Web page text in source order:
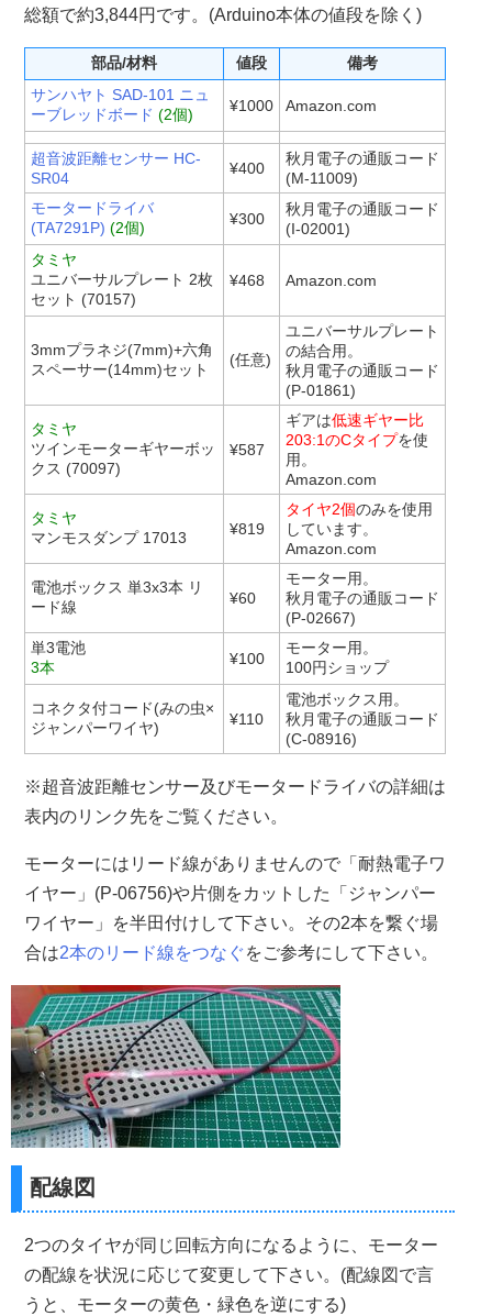
総額で約3,844円です。(Arduino本体の値段を除く)
部品/材料 値段
備考
サンハヤト SAD-101 ニュ
ーブレッドボード (2個) ¥1000 Amazon.com
超音波距離センサー HC-
SR04
¥400
秋月電子の通販コード
(M-11009)
モータードライバ
(TA7291P) (2個) ¥300
秋月電子の通販コード
(I-02001)
タミヤ
ユニバーサルプレート 2枚
セット (70157)
¥468 Amazon.com
3mmプラネジ(7mm)+六角
スペーサー(14mm)セット
(任意)
ユニバーサルプレート
の結合用。
秋月電子の通販コード
(P-01861)
タミヤ
ツインモーターギヤーボッ
クス (70097)
¥587
ギアは低速ギヤー比
203:1のCタイプを使
用。
Amazon.com
タミヤ
マンモスダンプ 17013
¥819
タイヤ2個のみを使用
しています。
Amazon.com
電池ボックス 単3x3本 リ
ード線
¥60
モーター用。
秋月電子の通販コード
(P-02667)
単3電池
3本
¥100
モーター用。
100円ショップ
コネクタ付コード(みの虫×
ジャンパーワイヤ)
¥110
電池ボックス用。
秋月電子の通販コード
(C-08916)
※超音波距離センサー及びモータードライバの詳細は
表内のリンク先をご覧ください。
モーターにはリード線がありませんので「耐熱電子ワ
イヤー」(P-06756)や片側をカットした「ジャンパー
ワイヤー」を半田付けして下さい。その2本を繋ぐ場
合は2本のリード線をつなぐをご参考にして下さい。
配線図
2つのタイヤが同じ回転方向になるように、モーター
の配線を状況に応じて変更して下さい。(配線図で言
うと、モーターの黄色・緑色を逆にする)